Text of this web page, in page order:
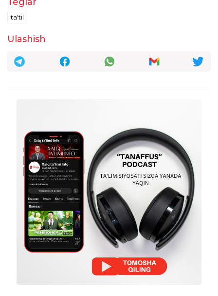
ta'til
Ulashish